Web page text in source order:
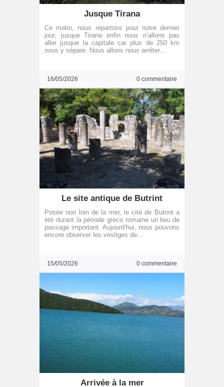
Jusque Tirana
Ce matin, nous repartons pour notre dernier
jour, jusque Tirana enfin nous n’allons pas
aller jusque la capitale car plus de 250 km
nous y sépare. Nous allons nous arrêter...
16/05/2026 0 commentaire
Le site antique de Butrint
Posée non loin de la mer, le cité de Butrint a
été durant la période greco romaine un lieu de
passage important. Aujourd’hui, nous pouvons
encore observer les vestiges de...
15/05/2026 0 commentaire
Arrivée à la mer